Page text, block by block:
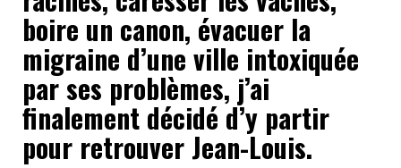
boire un canon, évacuer la
migraine d’une ville intoxiquée
par ses problèmes, j’ai
finalement décidé d’y partir
pour retrouver Jean-Louis.